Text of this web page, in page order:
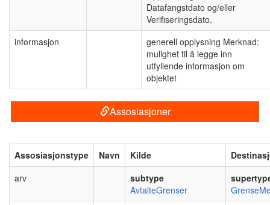
Datafangstdato og/eller
Verifiseringsdato.
informasjon
generell opplysning Merknad:
mulighet til å legge inn
utfyllende informasjon om
objektet
Assosiasjoner
Assosiasjonstype Navn Kilde
arv
subtype
AvtalteGrenser